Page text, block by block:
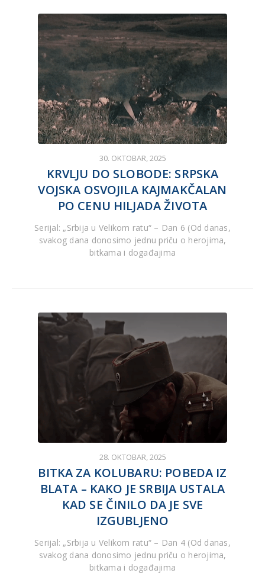
30. OKTOBAR, 2025
KRVLJU DO SLOBODE: SRPSKA
VOJSKA OSVOJILA KAJMAKČALAN
PO CENU HILJADA ŽIVOTA
Serijal: „Srbija u Velikom ratu“ – Dan 6 (Od danas,
svakog dana donosimo jednu priču o herojima,
bitkama i događajima
28. OKTOBAR, 2025
BITKA ZA KOLUBARU: POBEDA IZ
BLATA – KAKO JE SRBIJA USTALA
KAD SE ČINILO DA JE SVE
IZGUBLJENO
Serijal: „Srbija u Velikom ratu“ – Dan 4 (Od danas,
svakog dana donosimo jednu priču o herojima,
bitkama i događajima